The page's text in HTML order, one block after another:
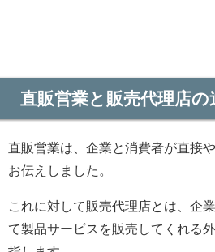
直販営業と販売代理店の
直販営業は、企業と消費者が直接
お伝えしました。
これに対して販売代理店とは、企
て製品サービスを販売してくれる